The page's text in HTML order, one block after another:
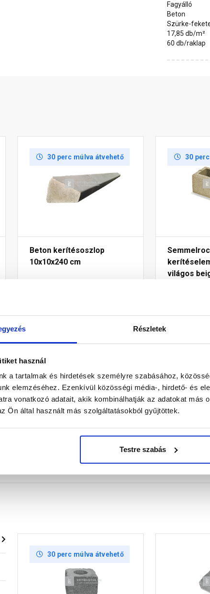
Részletek
használ
a tartalmak és hirdetések személyre szabásához,
elemzéséhez. Ezenkívül közösségi média-, hirdető- és
vonatkozó adatait, akik kombinálhatják az adatokat más
Ön által használt más szolgáltatásokból gyűjtöttek.
Testre szabás
Fagyálló
Beton
Szürke-
17,85 db/m²
60 db/raklap
30 perc múlva átvehető
Beton kerítésoszlop
10x10x240 cm
30
világos
30 perc múlva átvehető